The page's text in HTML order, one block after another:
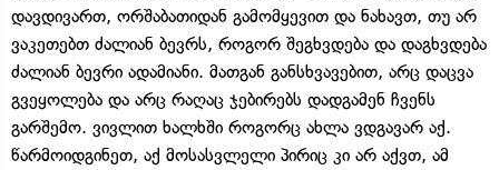
დავდივართ, ორშაბათიდან გამომყევით და ნახავთ, თუ არ
ვაკეთებთ ძალიან ბევრს, როგორ შეგხვდება და დაგხვდება
ძალიან ბევრი ადამიანი. მათგან განსხვავებით, არც დაცვა
გვეყოლება და არც რაღაც ჯებირებს დადგამენ ჩვენს
გარშემო. ვივლით ხალხში როგორც ახლა ვდგავარ აქ.
წარმოიდგინეთ, აქ მოსასვლელი პირიც კი არ აქვთ, ამ